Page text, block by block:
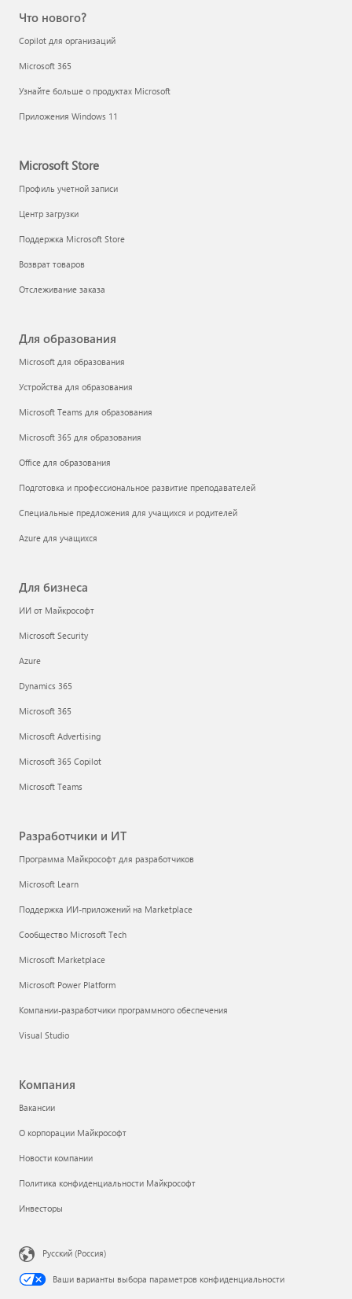
Что нового?
Copilot для организаций
Microsoft 365
Узнайте больше о продуктах Microsoft
Приложения Windows 11
Microsoft Store
Профиль учетной записи
Центр загрузки
Поддержка Microsoft Store
Возврат товаров
Отслеживание заказа
Для образования
Microsoft для образования
Устройства для образования
Microsoft Teams для образования
Microsoft 365 для образования
Office для образования
Подготовка и профессиональное развитие преподавателей
Специальные предложения для учащихся и родителей
Azure для учащихся
Для бизнеса
ИИ от Майкрософт
Microsoft Security
Azure
Dynamics 365
Microsoft 365
Microsoft Advertising
Microsoft 365 Copilot
Microsoft Teams
Разработчики и ИТ
Программа Майкрософт для разработчиков
Microsoft Learn
Поддержка ИИ-приложений на Marketplace
Сообщество Microsoft Tech
Microsoft Marketplace
Microsoft Power Platform
Компании-разработчики программного обеспечения
Visual Studio
Компания
Вакансии
О корпорации Майкрософт
Новости компании
Политика конфиденциальности Майкрософт
Инвесторы
Русский (Россия)
Ваши варианты выбора параметров конфиденциальности